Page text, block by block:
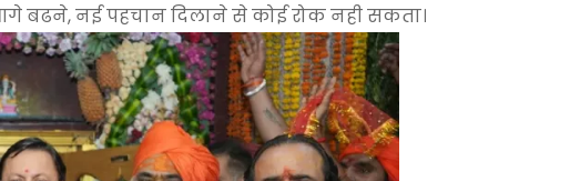
बढने, नई पहचान दिलाने से कोई रोक नही सकता।